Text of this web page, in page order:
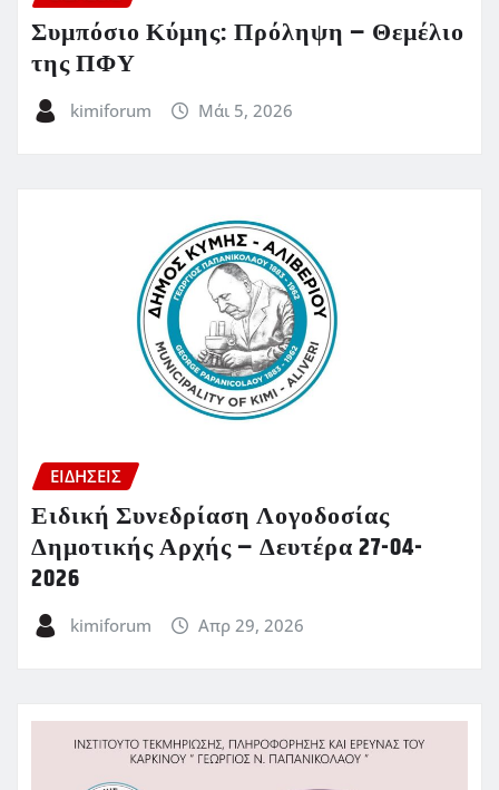
Συμπόσιο Κύμης: Πρόληψη – Θεμέλιο
της ΠΦΥ
kimiforum Μάι 5, 2026
ΕΙΔΗΣΕΙΣ
Ειδική Συνεδρίαση Λογοδοσίας
Δημοτικής Αρχής – Δευτέρα 27-04-
2026
kimiforum Απρ 29, 2026